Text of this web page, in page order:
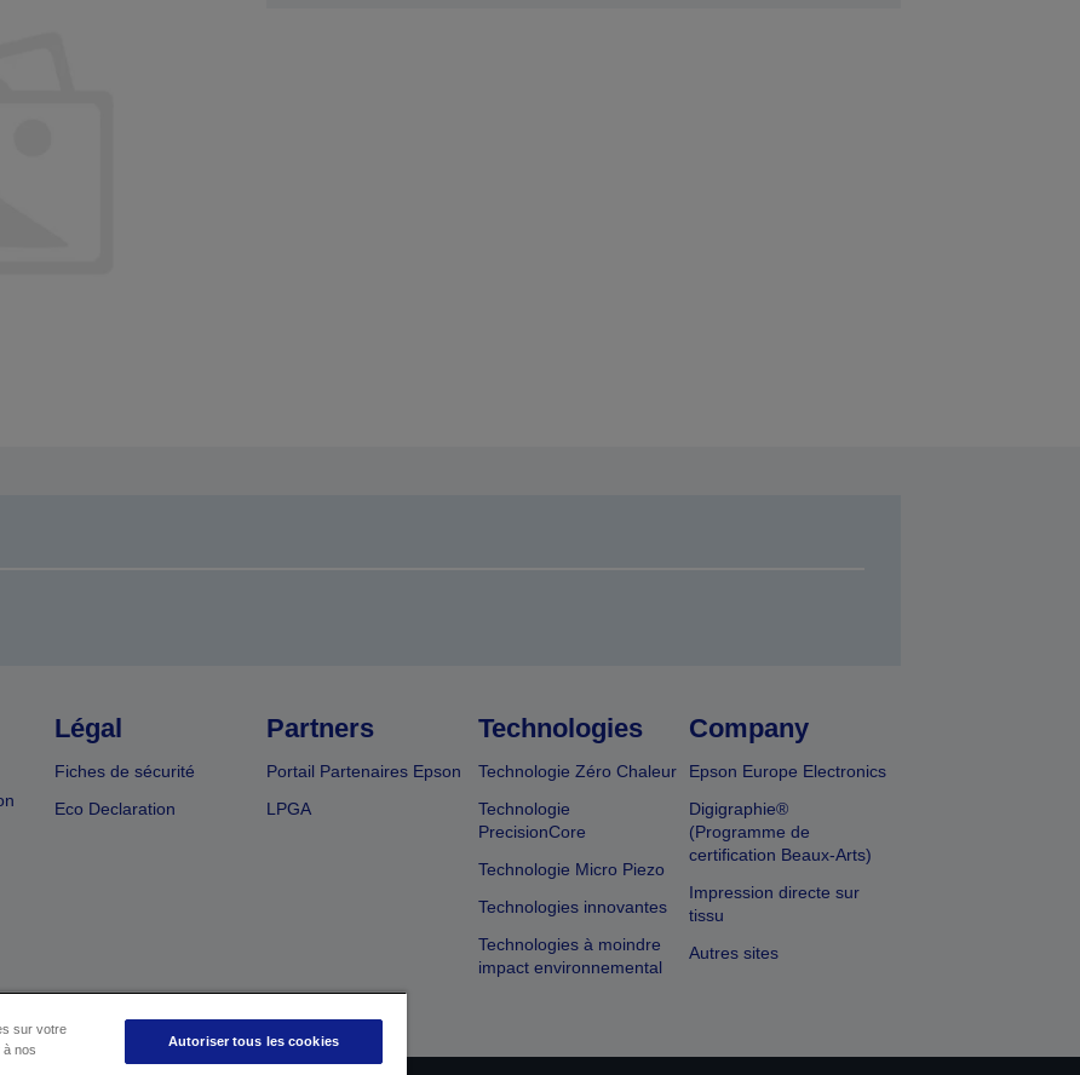
Légal
Fiches de sécurité
Eco Declaration
Partners
Portail Partenaires Epson
LPGA
Technologies
Technologie Zéro Chaleur
Technologie
PrecisionCore
Technologie Micro Piezo
Technologies innovantes
Technologies à moindre
impact environnemental
Company
Epson Europe Electronics
Digigraphie®
(Programme de
certification Beaux-Arts)
Impression directe sur
tissu
Autres sites
sur votre
à nos
Autoriser tous les cookies